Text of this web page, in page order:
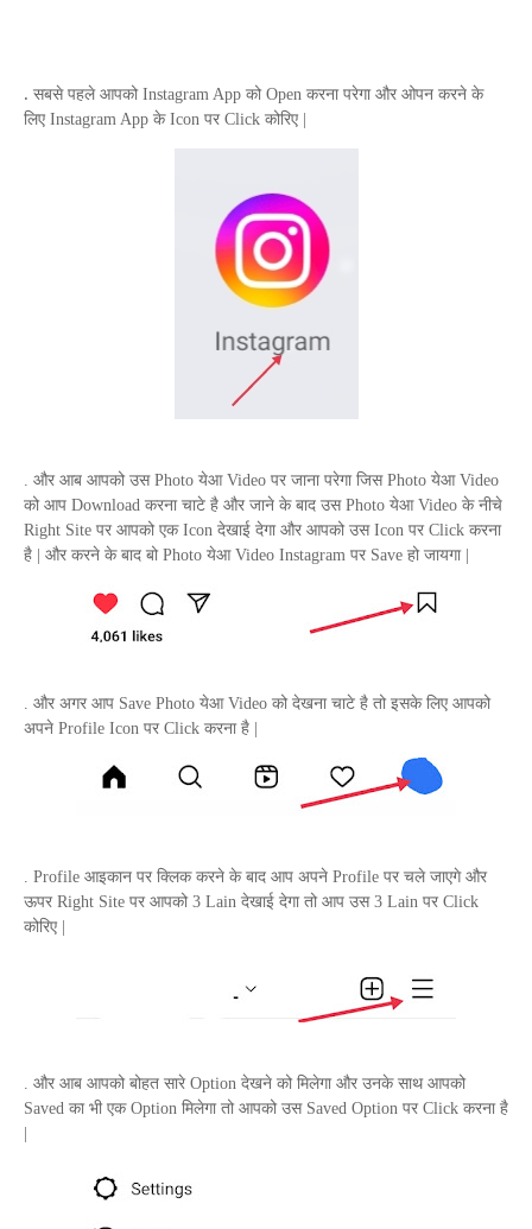
. सबसे पहले आपको Instagram App को Open करना परेगा और ओपन करने के
लिए Instagram App के Icon पर Click कोरिए |
. और आब आपको उस Photo येआ Video पर जाना परेगा जिस Photo येआ Video
को आप Download करना चाटे है और जाने के बाद उस Photo येआ Video के नीचे
Right Site पर आपको एक Icon देखाई देगा और आपको उस Icon पर Click करना
है | और करने के बाद बो Photo येआ Video Instagram पर Save हो जायगा |
. और अगर आप Save Photo येआ Video को देखना चाटे है तो इसके लिए आपको
अपने Profile Icon पर Click करना है |
. Profile आइकान पर क्लिक करने के बाद आप अपने Profile पर चले जाएगे और
ऊपर Right Site पर आपको 3 Lain देखाई देगा तो आप उस 3 Lain पर Click
कोरिए |
. और आब आपको बोहत सारे Option देखने को मिलेगा और उनके साथ आपको
Saved का भी एक Option मिलेगा तो आपको उस Saved Option पर Click करना है